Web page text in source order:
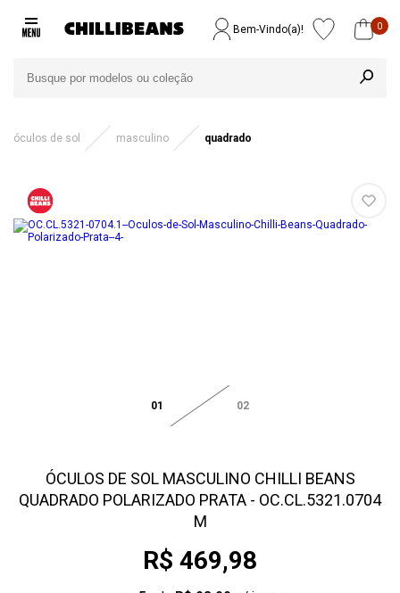
Bem-Vindo(a)! 0
óculos de sol masculino quadrado
01 02
ÓCULOS DE SOL MASCULINO CHILLI BEANS
QUADRADO POLARIZADO PRATA - OC.CL.5321.0704
M
R$ 469,98